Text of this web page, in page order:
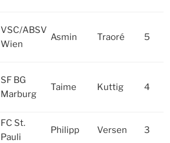
VSC/ABSV
Wien
Asmin Traoré 5
SF BG
Marburg
Taime Kuttig 4
FC St.
Pauli
Philipp Versen 3